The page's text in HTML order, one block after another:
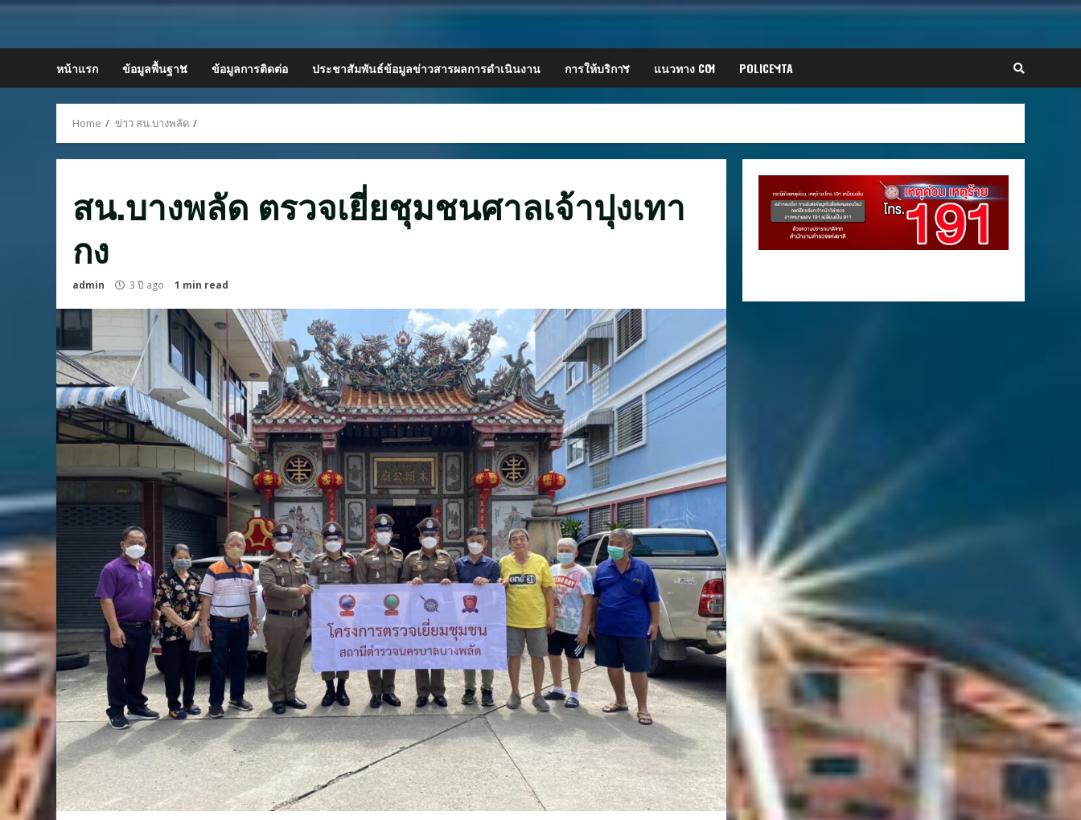
Skip
content
หน้าแรก ข้อมูลพื้นฐาน ข้อมูลการติดต่อ ประชาสัมพันธ์ข้อมูลข่าวสารผลการดำเนินงาน การให้บริการ แนวทาง COI POLICE ITA
Home ข่าว สน.บางพลัด
สน.บางพลัด ตรวจเยี่ยชุมชนศาลเจ้าปุงเทา
กง
admin 3 ปี ago 1 min read